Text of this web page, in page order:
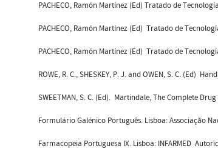
PACHECO, Ramón Martínez (Ed) Tratado de
PACHECO, Ramón Martínez (Ed)  Tratado de
PACHECO, Ramón Martínez (Ed)  Tratado de
ROWE, R. C., SHESKEY, P. J. and OWEN, S. C. (Ed) 
SWEETMAN, S. C. (Ed).  Martindale, The Complete
Formulário Galénico Português. Lisboa: Associação
Farmacopeia Portuguesa IX. Lisboa: INFARMED 